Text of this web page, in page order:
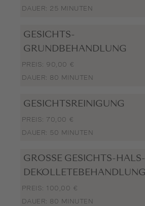
DAUER: 25 MINUTEN
GESICHTS-
GRUNDBEHANDLUNG
PREIS: 90,00 €
DAUER: 80 MINUTEN
GESICHTSREINIGUNG
PREIS: 70,00 €
DAUER: 50 MINUTEN
GROSSE GESICHTS-HALS-D
EKOLLETEBEHANDLUNG
PREIS: 100,00 €
DAUER: 80 MINUTEN